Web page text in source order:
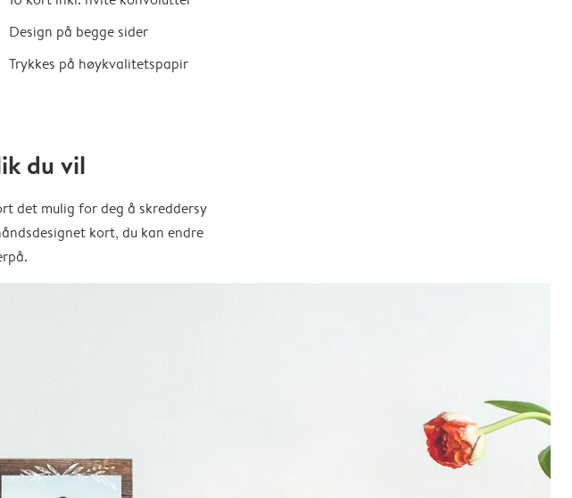
Design på begge sider
Trykkes på høykvalitetspapir
du vil
det mulig for deg å skreddersy
kort, du kan endre